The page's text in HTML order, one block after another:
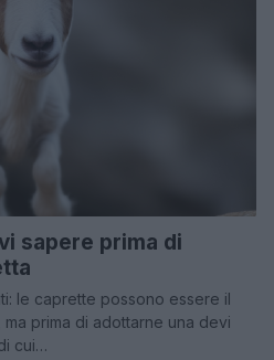
sapere prima di
le caprette possono essere il
prima di adottarne una devi
cui…